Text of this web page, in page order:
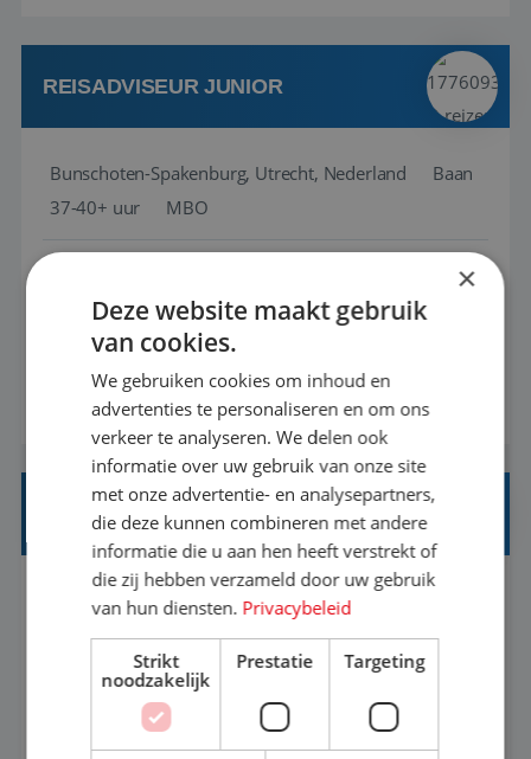
klanten te overtuigen om die droomreis te
boeken! ...
REISADVISEUR JUNIOR
Bunschoten-Spakenburg, Utrecht, Nederland
Baan
37-40+ uur
MBO
achtergrond in toerisme ben je klaar voor de
volgende stap. Vanaf je stoel reis je de hele
wereld over en speel je moeiteloos in op de
wensen van je team, je klant en wat er in de
reiswereld gebeurt. Met je enthousiasme weet je
klanten te overtuigen om die droomreis te
boeken! ...
BEKIJK VACATURE
REISADVISEUR ALLROUND
Aalsmeer, Noord-Holland, Nederland
33-36 uur
MBO
Een vakantie plannen is het leukste dat er is. Of
het nu voor jezelf is, of voor een ander: jij vindt
×
Deze website maakt gebruik
van cookies.
We gebruiken cookies om inhoud en
advertenties te personaliseren en om ons
verkeer te analyseren. We delen ook
informatie over uw gebruik van onze site
met onze advertentie- en analysepartners,
die deze kunnen combineren met andere
informatie die u aan hen heeft verstrekt of
die zij hebben verzameld door uw gebruik
van hun diensten. Privacybeleid
Strikt
noodzakelijk
Prestatie Targeting